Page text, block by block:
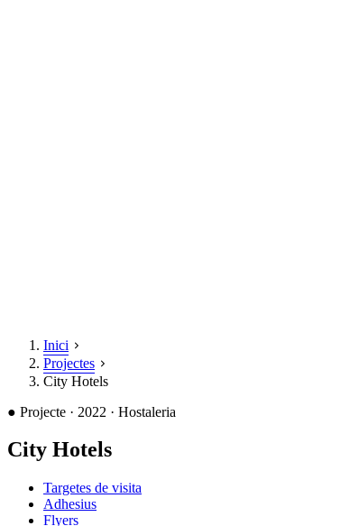
Inici
Projectes
City Hotels
● Projecte · 2022 · Hostaleria
City Hotels
Targetes de visita
Adhesius
Flyers